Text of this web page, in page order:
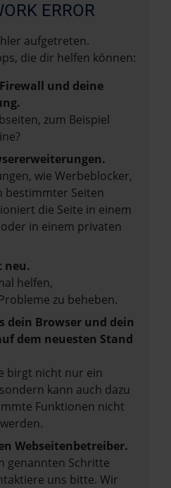
ERROR
aufgetreten.
die dir helfen können:
und deine
zum Beispiel
wie Werbeblocker,
bestimmter Seiten
die Seite in einem
in einem privaten
neu.
helfen,
zu beheben.
dein Browser und dein
dem neuesten Stand
birgt nicht nur ein
kann auch dazu
Funktionen nicht
Webseitenbetreiber.
genannten Schritte
uns bitte. Wir